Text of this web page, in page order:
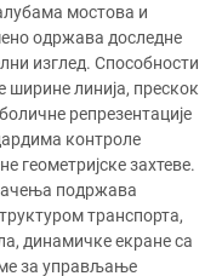
мостова и
одржава доследне
изглед. Способности
линија, прескок
репрезентације
контроле
геометријске захтеве.
подржава
транспорта,
динамичке екране са
за управљање